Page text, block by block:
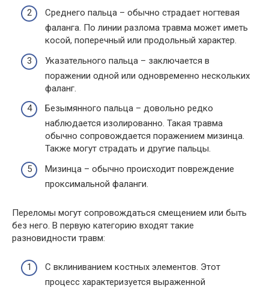
Среднего пальца – обычно страдает ногтевая
фаланга. По линии разлома травма может иметь
косой, поперечный или продольный характер.
Указательного пальца – заключается в
поражении одной или одновременно нескольких
фаланг.
Безымянного пальца – довольно редко
наблюдается изолированно. Такая травма
обычно сопровождается поражением мизинца.
Также могут страдать и другие пальцы.
Мизинца – обычно происходит повреждение
проксимальной фаланги.
Переломы могут сопровождаться смещением или быть
без него. В первую категорию входят такие
разновидности травм:
С вклиниванием костных элементов. Этот
процесс характеризуется выраженной